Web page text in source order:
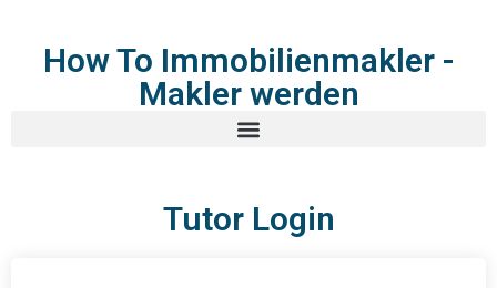
How To Immobilienmakler -
Makler werden
Tutor Login